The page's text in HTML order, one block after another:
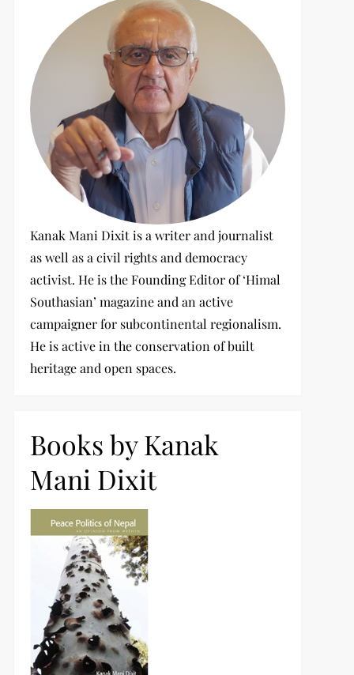
Kanak Mani Dixit is a writer and journalist
as well as a civil rights and democracy
activist. He is the Founding Editor of ‘Himal
Southasian’ magazine and an active
campaigner for subcontinental regionalism.
He is active in the conservation of built
heritage and open spaces.
Books by Kanak
Mani Dixit